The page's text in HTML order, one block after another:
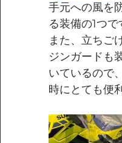
手元への風を
る装備の1つで
また、立ちご
ジンガードも
いているので
時にとても便